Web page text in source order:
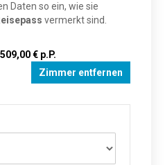
Daten so ein, wie sie
vermerkt sind.
€ p.P.
Zimmer entfernen